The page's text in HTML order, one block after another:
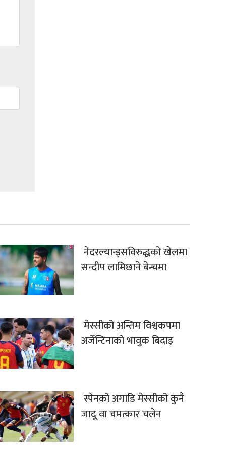
नेदरल्यान्ड्सविरुद्धको खेलमा
सन्दीप लामिछाने बेन्चमा
मेस्सीको अन्तिम विश्वकपमा
अर्जेन्टिनाको भावुक बिदाइ
स्पेनको अगाडि मेस्सीको कुनै
जादू वा चमत्कार चलेन